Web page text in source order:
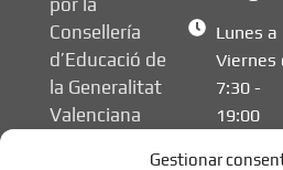
Gestionar
por la
Consellería
d’Educació de
la Generalitat
Valenciana
Lunes a
Viernes
7:30 -
19:00